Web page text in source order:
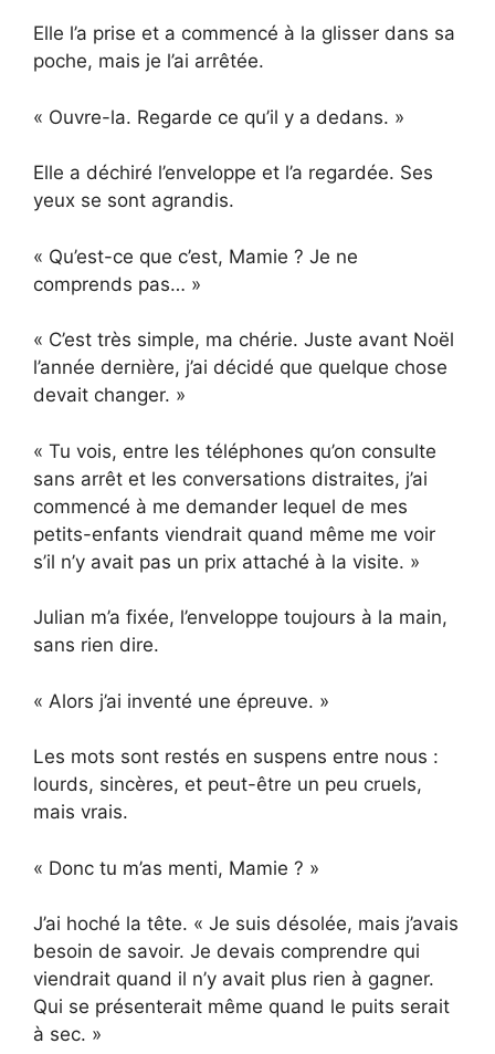
Elle l’a prise et a commencé à la glisser dans sa
poche, mais je l’ai arrêtée.
« Ouvre-la. Regarde ce qu’il y a dedans. »
Elle a déchiré l’enveloppe et l’a regardée. Ses
yeux se sont agrandis.
« Qu’est-ce que c’est, Mamie ? Je ne
comprends pas… »
« C’est très simple, ma chérie. Juste avant Noël
l’année dernière, j’ai décidé que quelque chose
devait changer. »
« Tu vois, entre les téléphones qu’on consulte
sans arrêt et les conversations distraites, j’ai
commencé à me demander lequel de mes
petits-enfants viendrait quand même me voir
s’il n’y avait pas un prix attaché à la visite. »
Julian m’a fixée, l’enveloppe toujours à la main,
sans rien dire.
« Alors j’ai inventé une épreuve. »
Les mots sont restés en suspens entre nous :
lourds, sincères, et peut-être un peu cruels,
mais vrais.
« Donc tu m’as menti, Mamie ? »
J’ai hoché la tête. « Je suis désolée, mais j’avais
besoin de savoir. Je devais comprendre qui
viendrait quand il n’y avait plus rien à gagner.
Qui se présenterait même quand le puits serait
à sec. »